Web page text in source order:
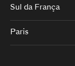
Sul da França
Paris